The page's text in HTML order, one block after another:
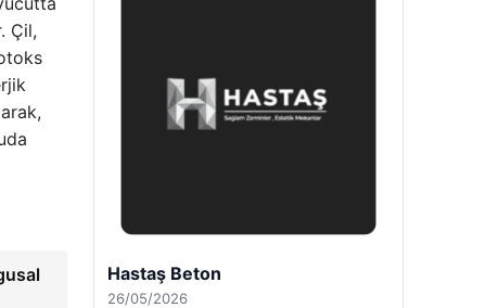
Çil,
Prenses Night Club
29/04/2026